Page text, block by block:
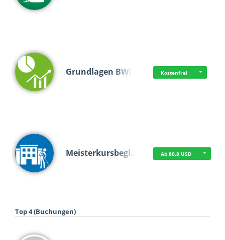
Grundlagen BWL Kostenfrei
Meisterkursbegl… Ab 80,8 USD
Top 4 (Buchungen)